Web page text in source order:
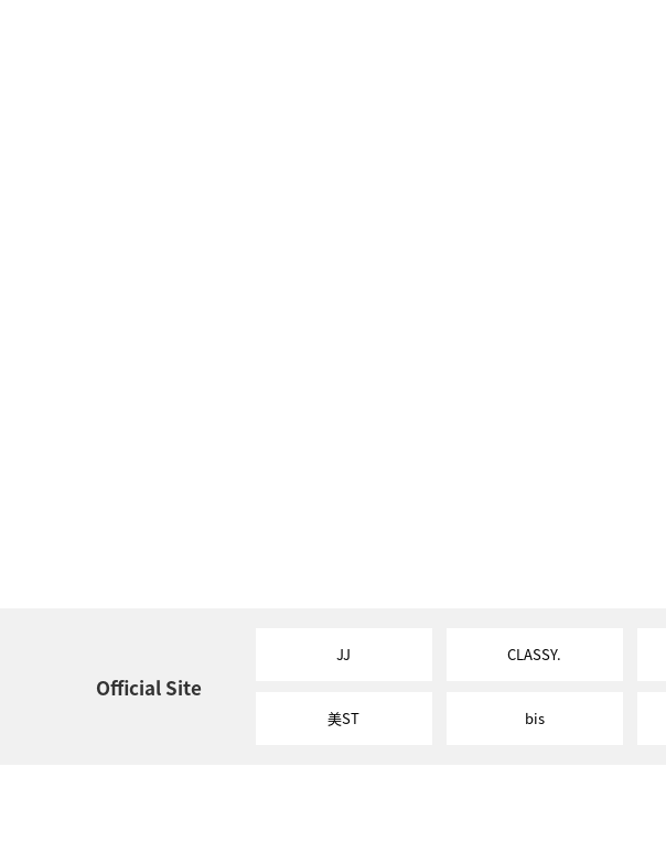
Official Site
JJ CLASSY.
美ST bis